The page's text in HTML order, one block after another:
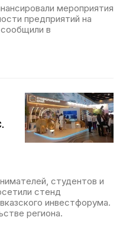
мероприятия
предприятий на
в
студентов и
стенд
инвестфорума.
региона.